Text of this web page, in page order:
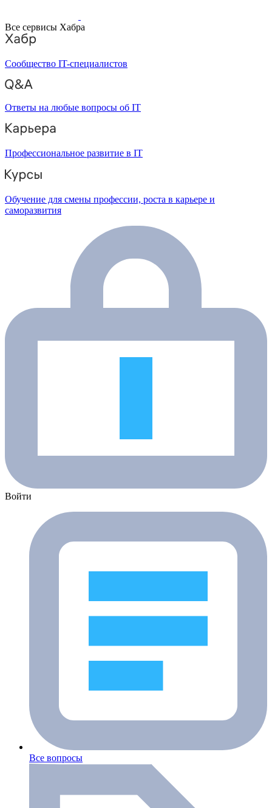
Все сервисы Хабра
Сообщество IT-специалистов
Ответы на любые вопросы об IT
Профессиональное развитие в IT
Обучение для смены профессии, роста в карьере и
саморазвития
Войти
Все вопросы